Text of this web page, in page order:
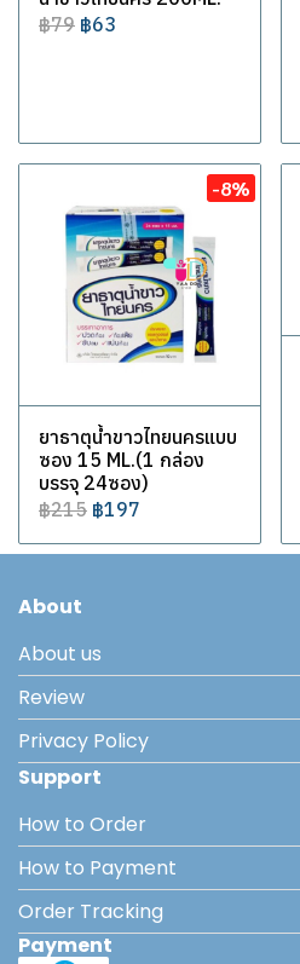
฿79 ฿63
-8%
ยาธาตุน้ำขาวไทยนครแบบ
ซอง 15 ML.(1 กล่อง
บรรจุ 24ซอง)
฿215 ฿197
About
About us
Review
Privacy Policy
Support
How to Order
How to Payment
Order Tracking
Payment